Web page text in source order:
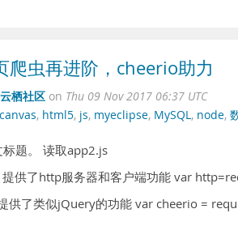
爬虫再进阶，cheerio助力
栖社区 on Thu 09 Nov 2017 06:37 UTC
canvas, html5, js, myeclipse, MySQL, node,
题。 读取app2.js
供了http服务器和客户端功能 var
供了类似jQuery的功能 var cheerio =